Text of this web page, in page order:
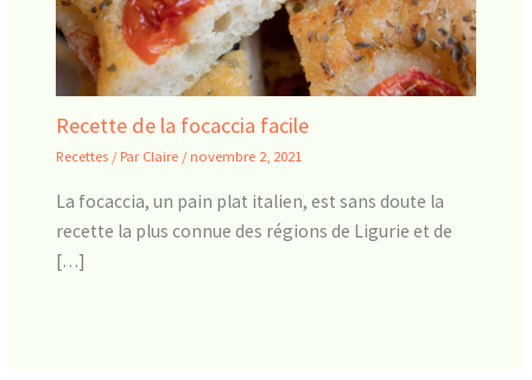
Recette de la focaccia facile
Recettes / Par Claire / novembre 2, 2021
La focaccia, un pain plat italien, est sans doute la
recette la plus connue des régions de Ligurie et de
[…]